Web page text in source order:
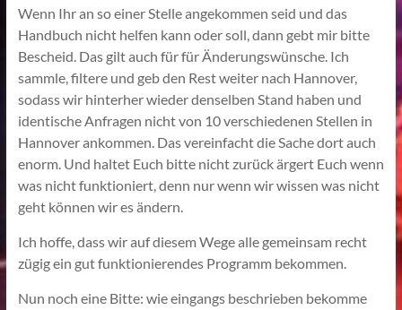
Wenn Ihr an so einer Stelle angekommen seid und das
Handbuch nicht helfen kann oder soll, dann gebt mir bitte
Bescheid. Das gilt auch für für Änderungswünsche. Ich
sammle, filtere und geb den Rest weiter nach Hannover,
sodass wir hinterher wieder denselben Stand haben und
identische Anfragen nicht von 10 verschiedenen Stellen in
Hannover ankommen. Das vereinfacht die Sache dort auch
enorm. Und haltet Euch bitte nicht zurück ärgert Euch wenn
was nicht funktioniert, denn nur wenn wir wissen was nicht
geht können wir es ändern.
Ich hoffe, dass wir auf diesem Wege alle gemeinsam recht
zügig ein gut funktionierendes Programm bekommen.
Nun noch eine Bitte: wie eingangs beschrieben bekomme